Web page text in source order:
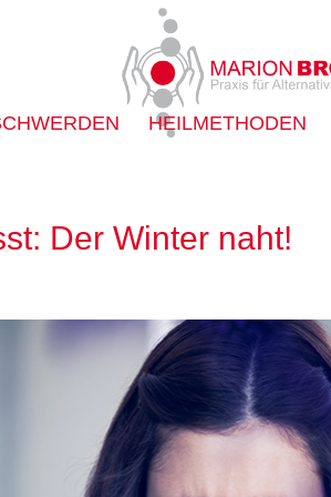
HEILMETHODEN
Der Winter naht!